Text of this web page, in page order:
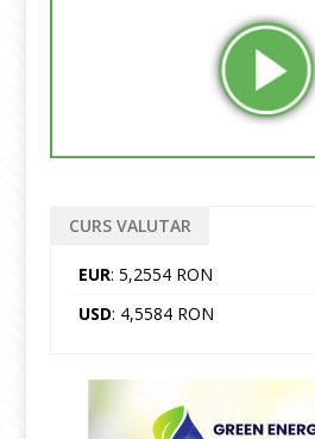
CURS VALUTAR
EUR: 5,2554 RON
USD: 4,5584 RON